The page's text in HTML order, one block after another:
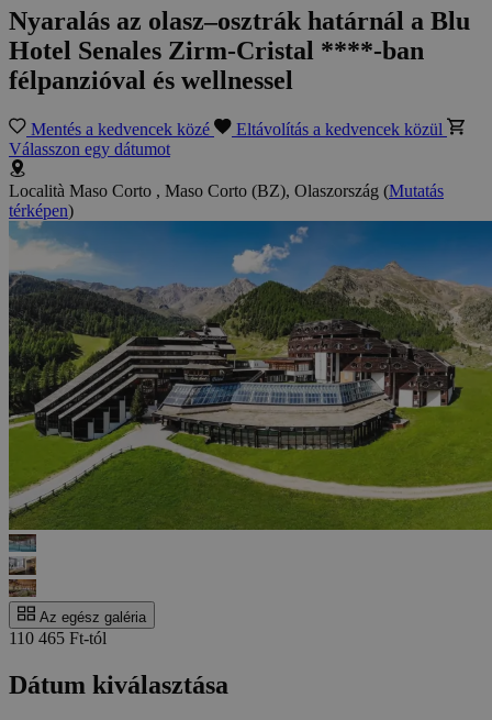
Nyaralás az olasz–osztrák határnál a Blu
Hotel Senales Zirm-Cristal ****-ban
félpanzióval és wellnessel
Mentés a kedvencek közé
Eltávolítás a kedvencek közül
Válasszon egy dátumot
Località Maso Corto , Maso Corto (BZ), Olaszország (Mutatás
térképen)
Az egész galéria
110 465 Ft-tól
Dátum kiválasztása